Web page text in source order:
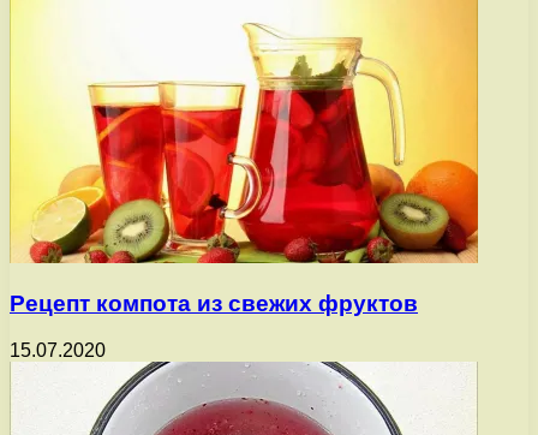
Рецепт компота из свежих фруктов
15.07.2020